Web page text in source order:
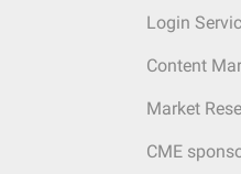
Login
Content
Market
CME